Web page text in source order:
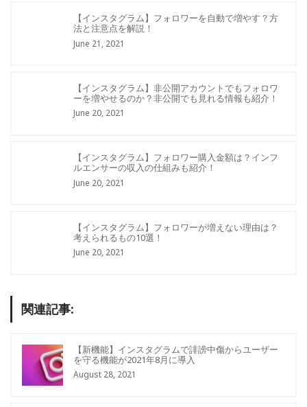
【インスタグラム】フォロワーを自動で増やす？方
法と注意点を解説！
June 21, 2021
【インスタグラム】非公開アカウントでもフォロワ
ーを増やせるのか？非公開でも見れる情報も紹介！
June 20, 2021
【インスタグラム】フォロワー購入金額は？インフ
ルエンサーの収入の仕組みも紹介！
June 20, 2021
【インスタグラム】フォロワーが増えない理由は？
考えられるもの10選！
June 20, 2021
関連記事:
【新機能】インスタグラムで誹謗中傷からユーザー
を守る機能が2021年8月に導入
August 28, 2021